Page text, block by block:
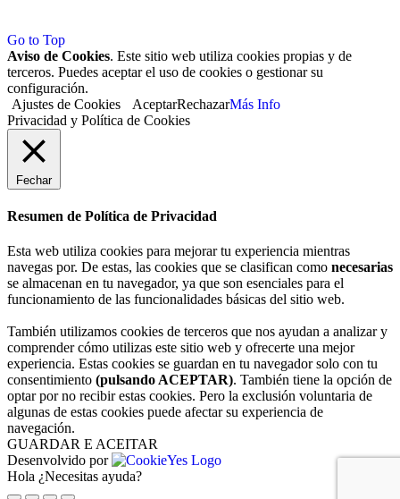
Go to Top
Aviso de Cookies. Este sitio web utiliza cookies propias y de
terceros. Puedes aceptar el uso de cookies o gestionar su
configuración.
Ajustes de Cookies
AceptarRechazarMás Info
Privacidad y Política de Cookies
Fechar
Resumen de Política de Privacidad
Esta web utiliza cookies para mejorar tu experiencia mientras
navegas por. De estas, las cookies que se clasifican como necesarias
se almacenan en tu navegador, ya que son esenciales para el
funcionamiento de las funcionalidades básicas del sitio web.
También utilizamos cookies de terceros que nos ayudan a analizar y
comprender cómo utilizas este sitio web y ofrecerte una mejor
experiencia. Estas cookies se guardan en tu navegador solo con tu
consentimiento (pulsando ACEPTAR). También tiene la opción de
optar por no recibir estas cookies. Pero la exclusión voluntaria de
algunas de estas cookies puede afectar su experiencia de
navegación.
GUARDAR E ACEITAR
Desenvolvido por
Hola ¿Necesitas ayuda?